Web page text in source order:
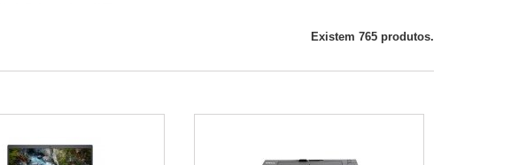
Existem 765 produtos.